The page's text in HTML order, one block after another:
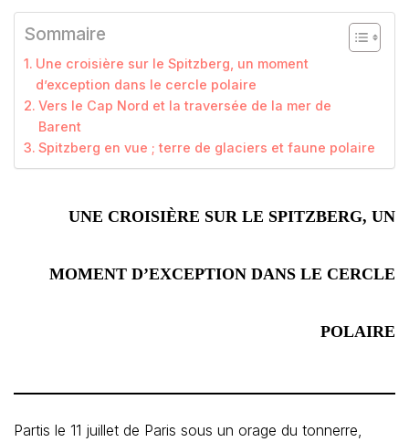
Sommaire
Une croisière sur le Spitzberg, un moment
d’exception dans le cercle polaire
Vers le Cap Nord et la traversée de la mer de
Barent
Spitzberg en vue ; terre de glaciers et faune polaire
UNE CROISIÈRE SUR LE SPITZBERG, UN
MOMENT D’EXCEPTION DANS LE CERCLE
POLAIRE
Partis le 11 juillet de Paris sous un orage du tonnerre,